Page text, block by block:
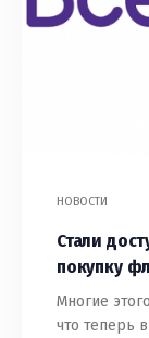
НОВОСТИ
Стали
покупку
Многие
что теперь